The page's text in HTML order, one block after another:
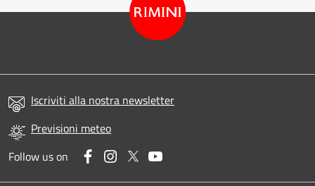
Iscriviti alla nostra newsletter
Previsioni meteo
Follow us on
FacebookInstagram
Twitter